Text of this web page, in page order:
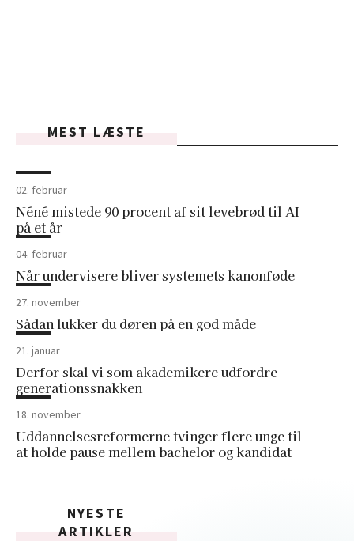
MEST LÆSTE
02. februar
Néné mistede 90 procent af sit levebrød til AI
på et år
04. februar
Når undervisere bliver systemets kanonføde
27. november
Sådan lukker du døren på en god måde
21. januar
Derfor skal vi som akademikere udfordre
generationssnakken
18. november
Uddannelsesreformerne tvinger flere unge til
at holde pause mellem bachelor og kandidat
NYESTE
ARTIKLER